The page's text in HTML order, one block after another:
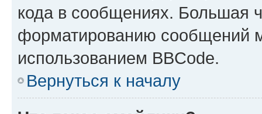
кода в сообщениях. Большая
форматированию сообщений
использованием BBCode.
Вернуться к началу